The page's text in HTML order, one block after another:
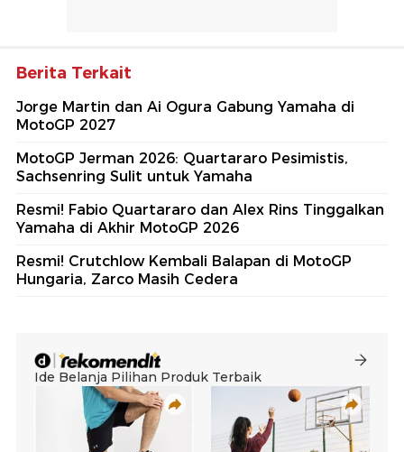
Berita Terkait
Jorge Martin dan Ai Ogura Gabung Yamaha di
MotoGP 2027
MotoGP Jerman 2026: Quartararo Pesimistis,
Sachsenring Sulit untuk Yamaha
Resmi! Fabio Quartararo dan Alex Rins Tinggalkan
Yamaha di Akhir MotoGP 2026
Resmi! Crutchlow Kembali Balapan di MotoGP
Hungaria, Zarco Masih Cedera